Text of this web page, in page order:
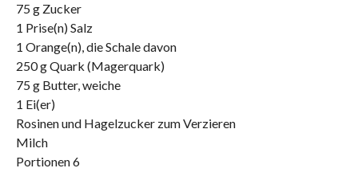
75 g Zucker
1 Prise(n) Salz
1 Orange(n), die Schale davon
250 g Quark (Magerquark)
75 g Butter, weiche
1 Ei(er)
Rosinen und Hagelzucker zum Verzieren
Milch
Portionen 6